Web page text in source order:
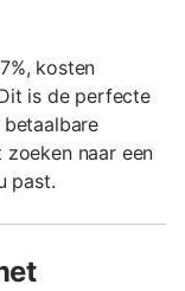
kosten
is de perfecte
naar een
past.